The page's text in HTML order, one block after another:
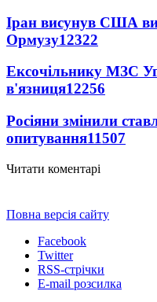
Іран висунув США
Ормузу12322
Ексочільнику МЗС
в'язниця12256
Росіяни змінили
опитування11507
Читати коментарі
Повна версія сайту
Facebook
Twitter
RSS-стрічки
E-mail розсилка